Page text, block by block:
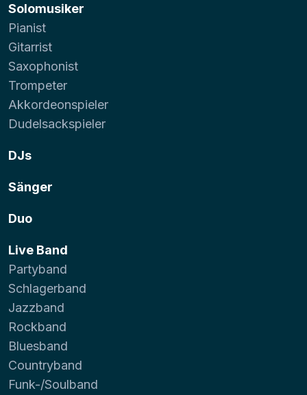
Solomusiker
Pianist
Gitarrist
Saxophonist
Trompeter
Akkordeonspieler
Dudelsackspieler
DJs
Sänger
Duo
Live Band
Partyband
Schlagerband
Jazzband
Rockband
Bluesband
Countryband
Funk-/Soulband